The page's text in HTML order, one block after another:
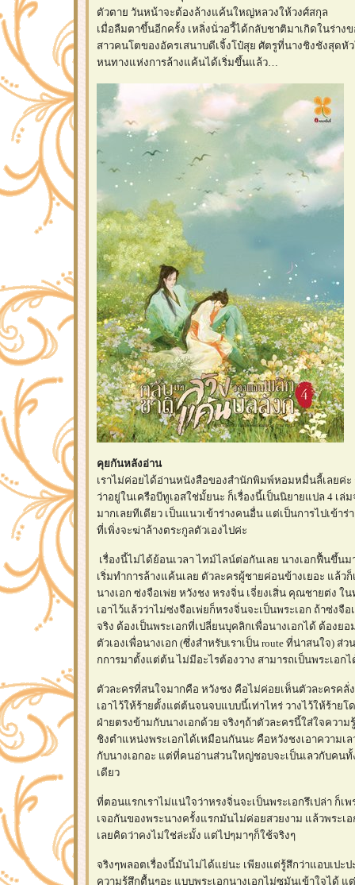
ตัวตาย วันหน้าจะต้องล้างแค้นใหญ่หลวงให้วงศ์สกุล
เมื่อลืมตาขึ้นอีกครั้ง เหลิ่งนั่วอวี้ได้กลับชาติมาเกิดในร่าง
สาวคนโตของอัครเสนาบดีเจิ้งโป๋สุย ศัตรูที่นางชิงชังสุดหั
หนทางแห่งการล้างแค้นได้เริ่มขึ้นแล้ว
คุยกันหลังอ่าน
เราไม่ค่อยได้อ่านหนังสือของสำนักพิมพ์หอมหมื่นลี้เลยค่ะ
ว่าอยู่ในเครือบีทูเอสใช่มั้ยนะ ก็เรื่องนี้เป็นนิยายแปล 4 เล่
มากเลยทีเดียว เป็นแนวเข้าร่างคนอื่น แต่เป็นการไปเข้าร่
ที่เพิ่งจะฆ่าล้างตระกูลตัวเองไปค่ะ
เรื่องนี้ไม่ได้ย้อนเวลา ไทม์ไลน์ต่อกันเลย นางเอกฟื้นขึ้น
เริ่มทำการล้างแค้นเลย ตัวละครผู้ชายค่อนข้างเยอะ แล้ว
นางเอก ซ่งจือเพ่ย หวังชง หรงจิ่น เจี่ยงเสิ่น คุณชายต่ง ใ
เอาไว้แล้วว่าไม่ซ่งจือเพ่ยก็หรงจิ่นจะเป็นพระเอก ถ้าซ่งจือ
จริง ต้องเป็นพระเอกที่เปลี่ยนบุคลิกเพื่อนางเอกได้ ต้องยอ
ตัวเองเพื่อนางเอก (ซึ่งสำหรับเราเป็น route ที่น่าสนใจ) ส่
กการมาตั้งแต่ต้น ไม่มีอะไรต้องวาง สามารถเป็นพระเอก
ตัวละครที่สนใจมากคือ หวังชง คือไม่ค่อยเห็นตัวละครคลั่
เอาไว้ให้ร้ายตั้งแต่ต้นจนจบแบบนี้เท่าไหร่ วางไว้ให้ร้ายโ
ฝ่ายตรงข้ามกับนางเอกด้วย จริงๆถ้าตัวละครนี้ใส่ใจความ
ชิงตำแหน่งพระเอกได้เหมือนกันนะ คือหวังชงเอาความเ
กับนางเอกอะ แต่ที่คนอ่านส่วนใหญ่ชอบจะเป็นเลวกับคน
เดียว
ที่ตอนแรกเราไม่แน่ใจว่าหรงจิ่นจะเป็นพระเอกรึเปล่า ก็เพ
เจอกันของพระนางครั้งแรกมันไม่ค่อยสวยงาม แล้วพระเ
เลยคิดว่าคงไม่ใช่ล่ะมั้ง แต่ไปๆมาๆก็ใช้จริงๆ
จริงๆพลอตเรื่องนี้มันไม่ได้แย่นะ เพียงแต่รู้สึกว่าแอบเปะป
ความรู้สึกตื้นๆอะ แบบพระเอกนางเอกไม่ซูมันเข้าใจได้